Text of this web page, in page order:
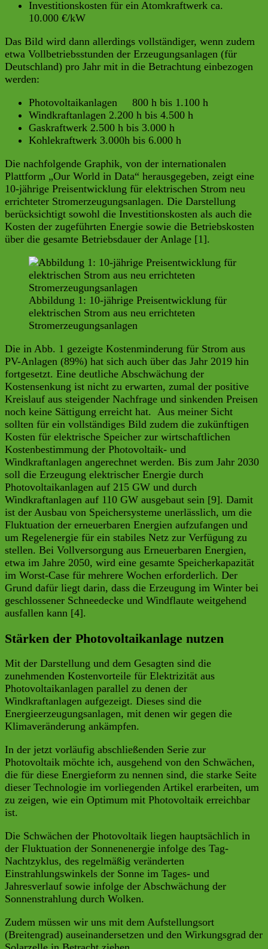
Investitionskosten für ein Atomkraftwerk ca.
10.000 €/kW
Das Bild wird dann allerdings vollständiger, wenn zudem
etwa Vollbetriebsstunden der Erzeugungsanlagen (für
Deutschland) pro Jahr mit in die Betrachtung einbezogen
werden:
Photovoltaikanlagen 800 h bis 1.100 h
Windkraftanlagen 2.200 h bis 4.500 h
Gaskraftwerk 2.500 h bis 3.000 h
Kohlekraftwerk 3.000h bis 6.000 h
Die nachfolgende Graphik, von der internationalen
Plattform „Our World in Data“ herausgegeben, zeigt eine
10-jährige Preisentwicklung für elektrischen Strom neu
errichteter Stromerzeugungsanlagen. Die Darstellung
berücksichtigt sowohl die Investitionskosten als auch die
Kosten der zugeführten Energie sowie die Betriebskosten
über die gesamte Betriebsdauer der Anlage [1].
Abbildung 1: 10-jährige Preisentwicklung für
elektrischen Strom aus neu errichteten
Stromerzeugungsanlagen
Die in Abb. 1 gezeigte Kostenminderung für Strom aus
PV-Anlagen (89%) hat sich auch über das Jahr 2019 hin
fortgesetzt. Eine deutliche Abschwächung der
Kostensenkung ist nicht zu erwarten, zumal der positive
Kreislauf aus steigender Nachfrage und sinkenden Preisen
noch keine Sättigung erreicht hat. Aus meiner Sicht
sollten für ein vollständiges Bild zudem die zukünftigen
Kosten für elektrische Speicher zur wirtschaftlichen
Kostenbestimmung der Photovoltaik- und
Windkraftanlagen angerechnet werden. Bis zum Jahr 2030
soll die Erzeugung elektrischer Energie durch
Photovoltaikanlagen auf 215 GW und durch
Windkraftanlagen auf 110 GW ausgebaut sein [9]. Damit
ist der Ausbau von Speichersysteme unerlässlich, um die
Fluktuation der erneuerbaren Energien aufzufangen und
um Regelenergie für ein stabiles Netz zur Verfügung zu
stellen. Bei Vollversorgung aus Erneuerbaren Energien,
etwa im Jahre 2050, wird eine gesamte Speicherkapazität
im Worst-Case für mehrere Wochen erforderlich. Der
Grund dafür liegt darin, dass die Erzeugung im Winter bei
geschlossener Schneedecke und Windflaute weitgehend
ausfallen kann [4].
Stärken der Photovoltaikanlage nutzen
Mit der Darstellung und dem Gesagten sind die
zunehmenden Kostenvorteile für Elektrizität aus
Photovoltaikanlagen parallel zu denen der
Windkraftanlagen aufgezeigt. Dieses sind die
Energieerzeugungsanlagen, mit denen wir gegen die
Klimaveränderung ankämpfen.
In der jetzt vorläufig abschließenden Serie zur
Photovoltaik möchte ich, ausgehend von den Schwächen,
die für diese Energieform zu nennen sind, die starke Seite
dieser Technologie im vorliegenden Artikel erarbeiten, um
zu zeigen, wie ein Optimum mit Photovoltaik erreichbar
ist.
Die Schwächen der Photovoltaik liegen hauptsächlich in
der Fluktuation der Sonnenenergie infolge des Tag-
Nachtzyklus, des regelmäßig veränderten
Einstrahlungswinkels der Sonne im Tages- und
Jahresverlauf sowie infolge der Abschwächung der
Sonnenstrahlung durch Wolken.
Zudem müssen wir uns mit dem Aufstellungsort
(Breitengrad) auseinandersetzen und den Wirkungsgrad der